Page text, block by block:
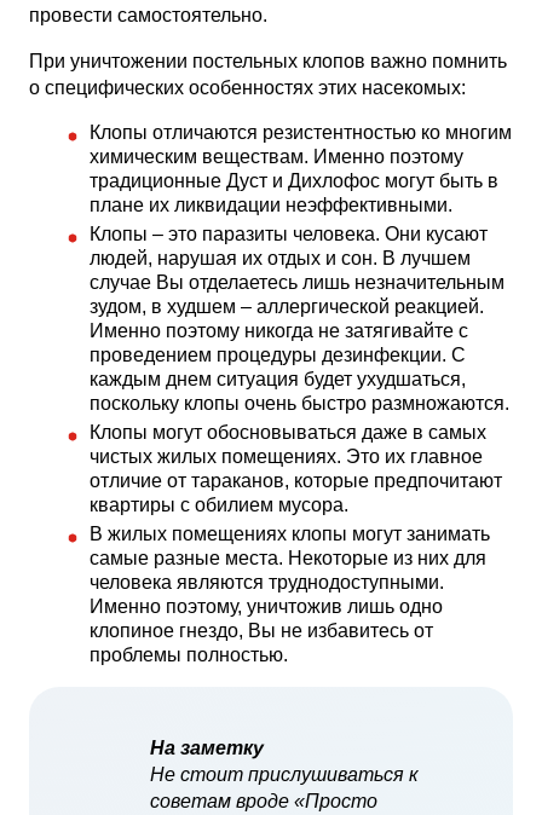
провести самостоятельно.
При уничтожении постельных клопов важно помнить
о специфических особенностях этих насекомых:
Клопы отличаются резистентностью ко многим
химическим веществам. Именно поэтому
традиционные Дуст и Дихлофос могут быть в
плане их ликвидации неэффективными.
Клопы – это паразиты человека. Они кусают
людей, нарушая их отдых и сон. В лучшем
случае Вы отделаетесь лишь незначительным
зудом, в худшем – аллергической реакцией.
Именно поэтому никогда не затягивайте с
проведением процедуры дезинфекции. С
каждым днем ситуация будет ухудшаться,
поскольку клопы очень быстро размножаются.
Клопы могут обосновываться даже в самых
чистых жилых помещениях. Это их главное
отличие от тараканов, которые предпочитают
квартиры с обилием мусора.
В жилых помещениях клопы могут занимать
самые разные места. Некоторые из них для
человека являются труднодоступными.
Именно поэтому, уничтожив лишь одно
клопиное гнездо, Вы не избавитесь от
проблемы полностью.
На заметку
Не стоит прислушиваться к
советам вроде «Просто